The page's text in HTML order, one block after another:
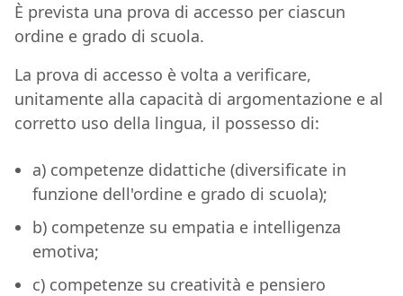
È prevista una prova di accesso per ciascun
ordine e grado di scuola.
La prova di accesso è volta a verificare,
unitamente alla capacità di argomentazione e al
corretto uso della lingua, il possesso di:
a) competenze didattiche (diversificate in
funzione dell'ordine e grado di scuola);
b) competenze su empatia e intelligenza
emotiva;
c) competenze su creatività e pensiero